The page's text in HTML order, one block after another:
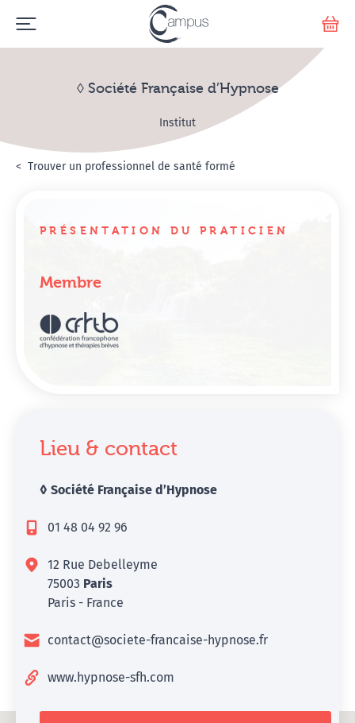
◊ Société Française d’Hypnose
Institut
Accueil
Annuaire Hypnosanté
Trouver un professionnel de santé formé
PRÉSENTATION DU PRATICIEN
Membre
Lieu & contact
◊ Société Française d’Hypnose
01 48 04 92 96
12 Rue Debelleyme
75003 Paris
Paris - France
contact@societe-francaise-hypnose.fr
www.hypnose-sfh.com